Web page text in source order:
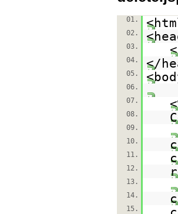
01.
02.
03.
04. </
05.
06.
07.
08.
09.
10.
11.
12.
13.
14.
15.